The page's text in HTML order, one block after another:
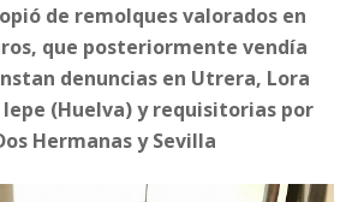
de remolques valorados en
que posteriormente vendía
denuncias en Utrera, Lora
lepe (Huelva) y requisitorias por
Hermanas y Sevilla